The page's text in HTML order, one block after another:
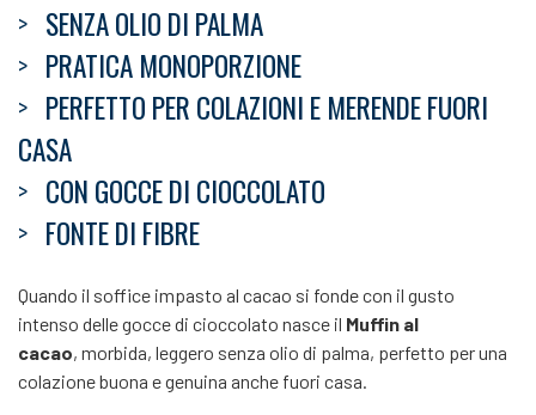
SENZA OLIO DI PALMA
PRATICA MONOPORZIONE
PERFETTO PER COLAZIONI E MERENDE FUORI
CASA
CON GOCCE DI CIOCCOLATO
FONTE DI FIBRE
Quando il soffice impasto al cacao si fonde con il gusto
intenso delle gocce di cioccolato nasce il Muffin al
cacao, morbida, leggero senza olio di palma, perfetto per una
colazione buona e genuina anche fuori casa.